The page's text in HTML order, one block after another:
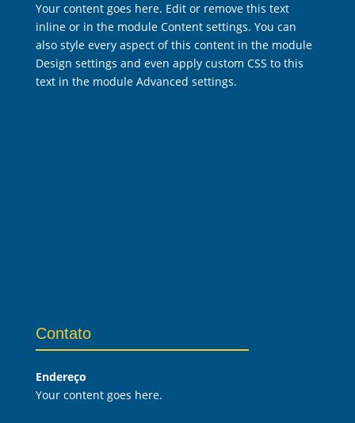
Your content goes here. Edit or remove this text
inline or in the module Content settings. You can
also style every aspect of this content in the module
Design settings and even apply custom CSS to this
text in the module Advanced settings.
Contato
Endereço
Your content goes here.